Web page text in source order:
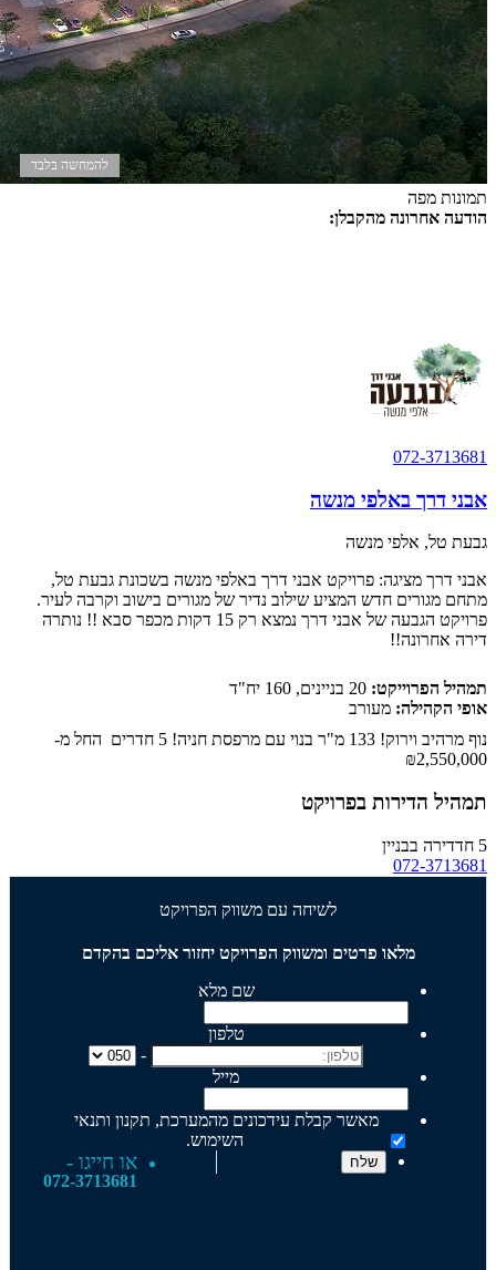
להמחשה בלבד
תמונות מפה
הודעה אחרונה מהקבלן:
072-3713681
אבני דרך באלפי מנשה
גבעת טל, אלפי מנשה
אבני דרך מציגה: פרויקט אבני דרך באלפי מנשה בשכונת גבעת טל,
מתחם מגורים חדש המציע שילוב נדיר של מגורים בישוב וקרבה לעיר.
פרויקט הגבעה של אבני דרך נמצא רק 15 דקות מכפר סבא !! נותרה
דירה אחרונה!!
תמהיל הפרוייקט:
אופי הקהילה: מעורב
נוף מרהיב וירוק! 133 מ"ר בנוי עם מרפסת חניה! 5 חדרים החל מ-
₪2,550,000
תמהיל הדירות בפרויקט
5 חד
דירה בבניין
072-3713681
לשיחה עם משווק הפרויקט
מלאו פרטים ומשווק הפרויקט יחזור אליכם בהקדם
שם מלא
טלפון
-
מייל
מאשר קבלת עידכונים מהמערכת, תקנון ותנאי
השימוש.
או חייגו -
072-3713681